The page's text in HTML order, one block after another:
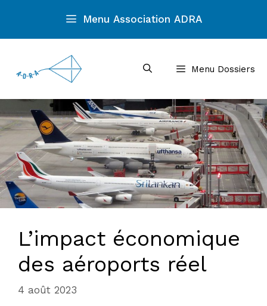
contenu
Menu Association ADRA
Menu Dossiers
L’impact économique
des aéroports réel
4 août 2023